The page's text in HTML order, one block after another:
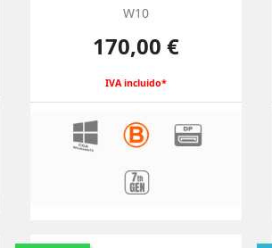
W10
Preço
170,00 €
IVA incluido*